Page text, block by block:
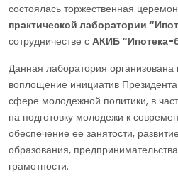
состоялась торжественная
практической лаборатории
сотрудничестве с АКИБ “Ипотека-
Данная лаборатория организована
воплощение инициатив
сфере молодежной политики, в
на подготовку молодежи к
обеспечение ее занятости,
образования,
грамотности.